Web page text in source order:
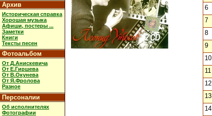
Архив
Историческая справка
Хорошая музыка
Афиши, постеры ...
Заметки
Книги
Тексты песен
Фотоальбом
От Д.Анискевича
От Е.Гиршева
От В.Окунева
От Я.Фролова
Разное
Персоналии
Об исполнителях
Фотографии
6
7
8
9
10
11
12
13
14